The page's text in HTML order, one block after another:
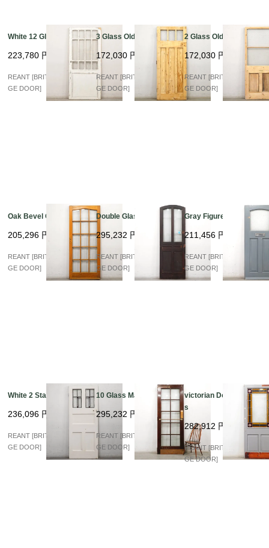
White 12 Glass
223,780 円
REANT [BRITISH VINTA
GE DOOR]
3 Glass Old Pine
172,030 円
REANT [BRITISH VINTA
GE DOOR]
2 Glass Old Pine
172,030 円
REANT [BRITISH VINTA
GE DOOR]
Oak Bevel Glass
205,296 円
REANT [BRITISH VINTA
GE DOOR]
Double Glass Arch
295,232 円
REANT [BRITISH VINTA
GE DOOR]
Gray Figured Glass
211,456 円
REANT [BRITISH VINTA
GE DOOR]
White 2 Stained
236,096 円
REANT [BRITISH VINTA
GE DOOR]
10 Glass Mahogany
295,232 円
REANT [BRITISH VINTA
GE DOOR]
victorian Double Glas
s
282,912 円
REANT [BRITISH VINTA
GE DOOR]